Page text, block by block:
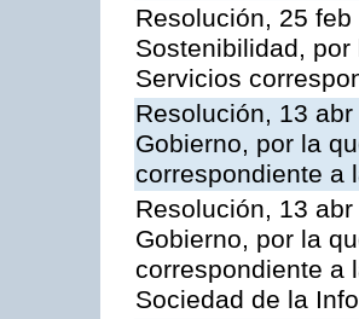
Resolución, 25
Sostenibilidad,
Servicios
Resolución, 13
Gobierno, por la
correspondiente a
Resolución, 13
Gobierno, por la
correspondiente a
Sociedad de la